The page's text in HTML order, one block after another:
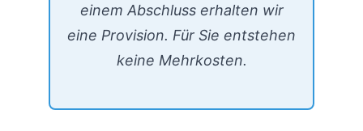
einem Abschluss erhalten wir
eine Provision. Für Sie entstehen
keine Mehrkosten.